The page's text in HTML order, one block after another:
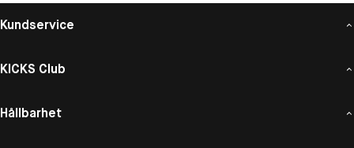
Kundservice
KICKS Club
Hållbarhet